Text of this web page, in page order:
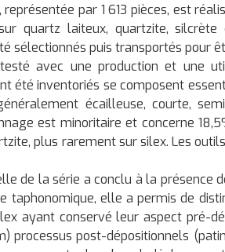
représentée par 1 613 pièces, est
quartz laiteux, quartzite,
sélectionnés puis transportés pour
avec une production et une
été inventoriés se composent
écailleuse, courte,
est minoritaire et concerne
plus rarement sur silex. Les
de la série a conclu à la
taphonomique, elle a permis de
ayant conservé leur aspect pré-
processus post-dépositionnels